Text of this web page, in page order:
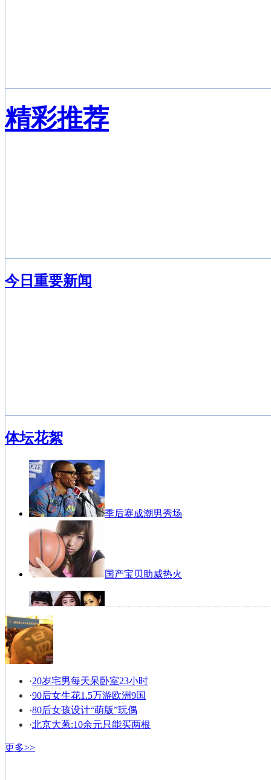
精彩推荐
今日重要新闻
体坛花絮
季后赛成潮男秀场
国产宝贝助威热火
NBA纹身男全搜罗
·20岁宅男每天呆卧室23小时
·90后女生花1.5万游欧洲9国
·80后女孩设计“萌版”玩偶
·北京大葱:10余元只能买两根
更多>>